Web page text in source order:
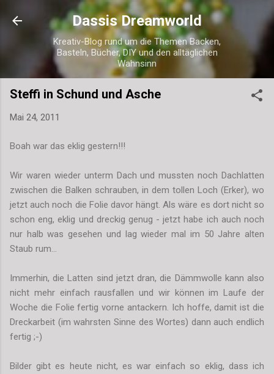
Direkt zum Hauptbereich
Dassis Dreamworld
Kreativ-Blog rund um die Themen Backen,
Basteln, Bücher, DIY und den alltäglichen
Wahnsinn
Steffi in Schund und Asche
Mai 24, 2011
Boah war das eklig gestern!!!
Wir waren wieder unterm Dach und mussten noch Dachlatten
zwischen die Balken schrauben, in dem tollen Loch (Erker), wo
jetzt auch noch die Folie davor hängt. Als wäre es dort nicht so
schon eng, eklig und dreckig genug - jetzt habe ich auch noch
nur halb was gesehen und lag wieder mal im 50 Jahre alten
Staub rum...
Immerhin, die Latten sind jetzt dran, die Dämmwolle kann also
nicht mehr einfach rausfallen und wir können im Laufe der
Woche die Folie fertig vorne antackern. Ich hoffe, damit ist die
Dreckarbeit (im wahrsten Sinne des Wortes) dann auch endlich
fertig ;-)
Bilder gibt es heute nicht, es war einfach so eklig, dass ich